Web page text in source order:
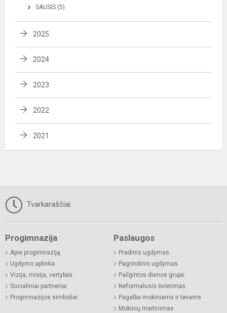
SAUSIS (5)
2025
2024
2023
2022
2021
Tvarkaraščiai
Progimnazija
Apie progimnaziją
Ugdymo aplinka
Vizija, misija, vertybės
Socialiniai partneriai
Progimnazijos simboliai
Paslaugos
Pradinis ugdymas
Pagrindinis ugdymas
Pailgintos dienos grupė
Neformalusis švietimas
Pagalba mokiniams ir tėvams
Mokinių maitinimas